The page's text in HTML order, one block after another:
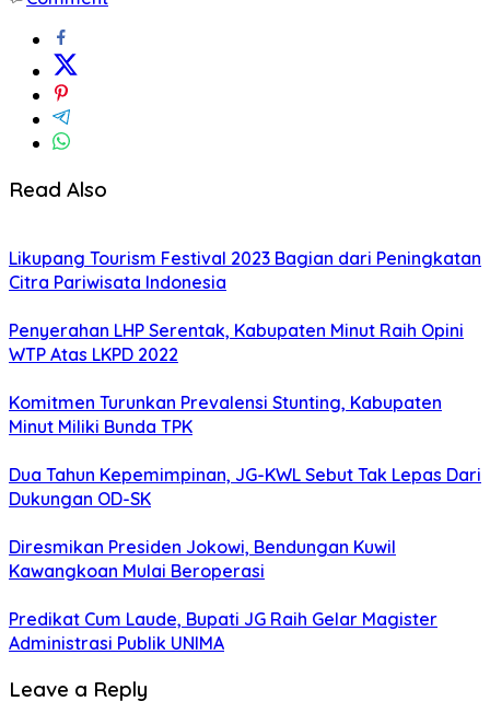
Read Also
Likupang Tourism Festival 2023 Bagian dari Peningkatan
Citra Pariwisata Indonesia
Penyerahan LHP Serentak, Kabupaten Minut Raih Opini
WTP Atas LKPD 2022
Komitmen Turunkan Prevalensi Stunting, Kabupaten
Minut Miliki Bunda TPK
Dua Tahun Kepemimpinan, JG-KWL Sebut Tak Lepas Dari
Dukungan OD-SK
Diresmikan Presiden Jokowi, Bendungan Kuwil
Kawangkoan Mulai Beroperasi
Predikat Cum Laude, Bupati JG Raih Gelar Magister
Administrasi Publik UNIMA
Leave a Reply